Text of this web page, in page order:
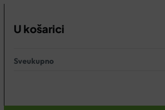
U košarici
Nema proizvoda u košarici.
Sveukupno